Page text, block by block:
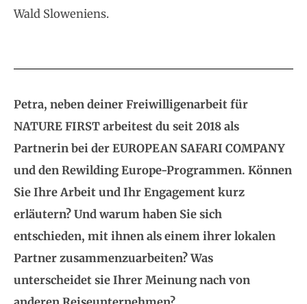
Wald Sloweniens.
Petra, neben deiner Freiwilligenarbeit für
NATURE FIRST arbeitest du seit 2018 als
Partnerin bei der EUROPEAN SAFARI COMPANY
und den Rewilding Europe-Programmen. Können
Sie Ihre Arbeit und Ihr Engagement kurz
erläutern? Und warum haben Sie sich
entschieden, mit ihnen als einem ihrer lokalen
Partner zusammenzuarbeiten? Was
unterscheidet sie Ihrer Meinung nach von